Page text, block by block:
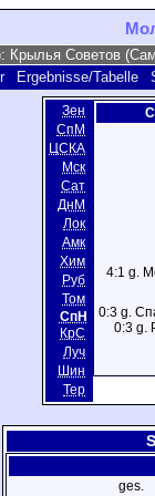
Ergebnisse/Tabelle
Зен
СпМ
ЦСКА
Мск
Сат
ДнМ
Лок
Амк
Хим
Руб
Том
СпН
КрС
Луч
Шин
Тер
4:1 g.
0:3 g.
0:3 g.
ges.